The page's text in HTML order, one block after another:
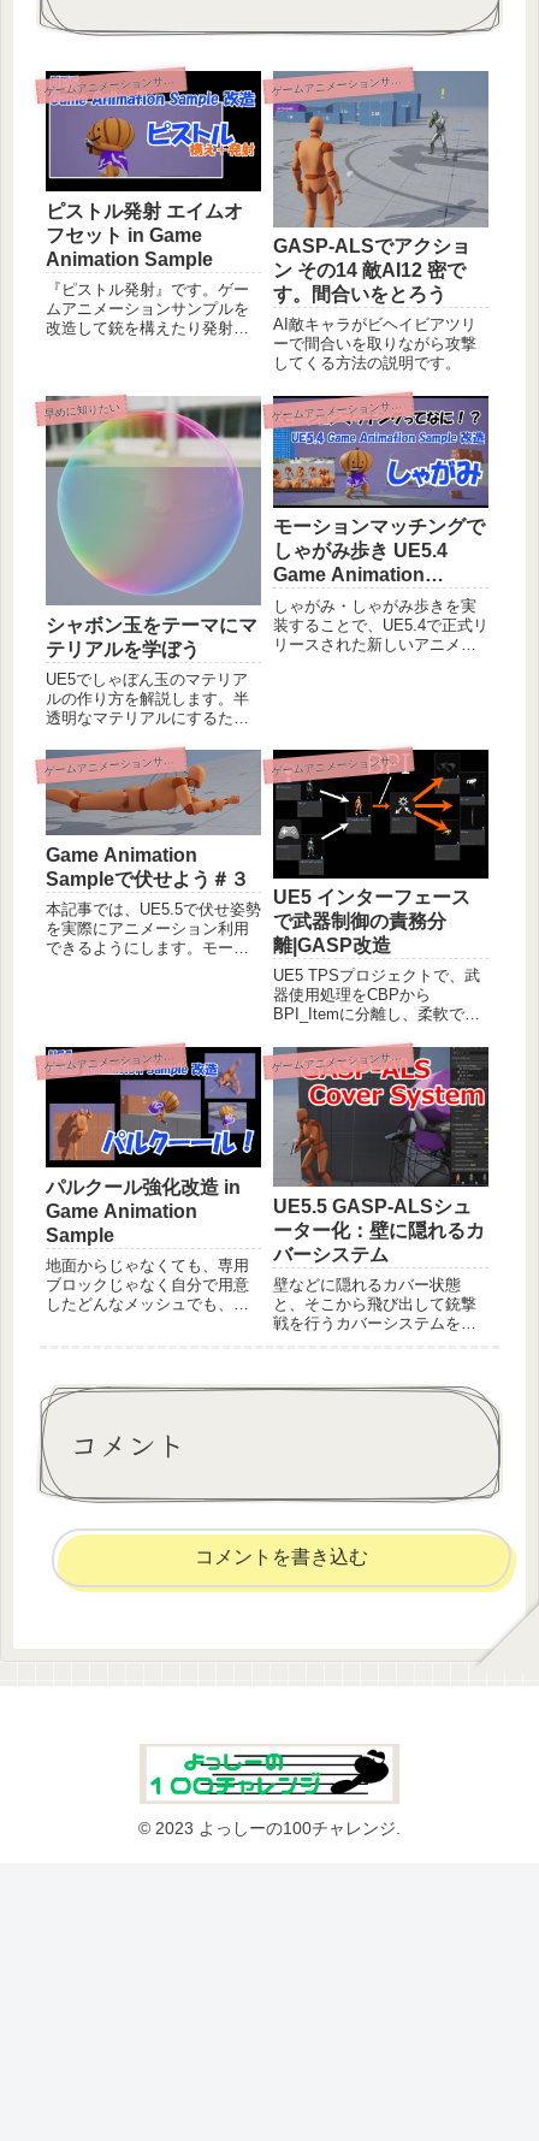
ゲ ームアニメーションサンプル改造
ピストル発射 エイムオ
フセット in Game
Animation Sample
『ピストル発射』です。ゲー
ムアニメーションサンプルを
改造して銃を構えたり発射で
をカメラの方向に向ける方法
や、リターゲットキャラへの
調整方法などを解説します。
ゲ ームアニメーションサンプル改造
GASP-ALSでアクショ
ン その14 敵AI12 密で
す。間合いをとろう
AI敵キャラがビヘイビアツリ
ーで間合いを取りながら攻撃
してくる方法の説明です。
早めに知りたい
シャボン玉をテーマにマ
テリアルを学ぼう
UE5でしゃぼん玉のマテリア
ルの作り方を解説します。半
透明なマテリアルにするため
光らせる、簡単に色替えでき
るヒューシフトノード、柔ら
かさを表現するぽよぽよした
動きなど、マテリアルを自作
するための基礎が詰まってい
ます。
ゲ ームアニメーションサンプル改造
モーションマッチングで
しゃがみ歩き UE5.4
Game Animation
Sample読み解き
しゃがみ・しゃがみ歩きを実
装することで、UE5.4で正式リ
リースされた新しいアニメー
を学べます。
ゲ ームアニメーションサンプル改造
Game Animation
Sampleで伏せよう＃３
本記事では、UE5.5で伏せ姿勢
を実際にアニメーション利用
できるようにします。モーシ
立ち・しゃがみに加えて伏
せ・ほふく状態を追加しまし
ょう。
ゲームアニメーションサンプル改造
UE5 インターフェース
で武器制御の責務分
離|GASP改造
UE5 TPSプロジェクトで、武
器使用処理をCBPから
BPI_Itemに分離し、柔軟で保
ターフェースによる責務分離
を解説。
ゲ ームアニメーションサンプル改造
パルクール強化改造 in
Game Animation
Sample
地面からじゃなくても、専用
ブロックじゃなく自分で用意
したどんなメッシュでも、い
Game Animation Sampleをア
クションゲーム化していきま
しょう。
ゲ ームアニメーションサンプル改造
UE5.5 GASP-ALSシュ
ーター化：壁に隠れるカ
バーシステム
壁などに隠れるカバー状態
と、そこから飛び出して銃撃
戦を行うカバーシステムを
闘に欠かせない要素で、だい
コメント
コメントを書き込む
© 2023 よっしーの100チャレンジ.